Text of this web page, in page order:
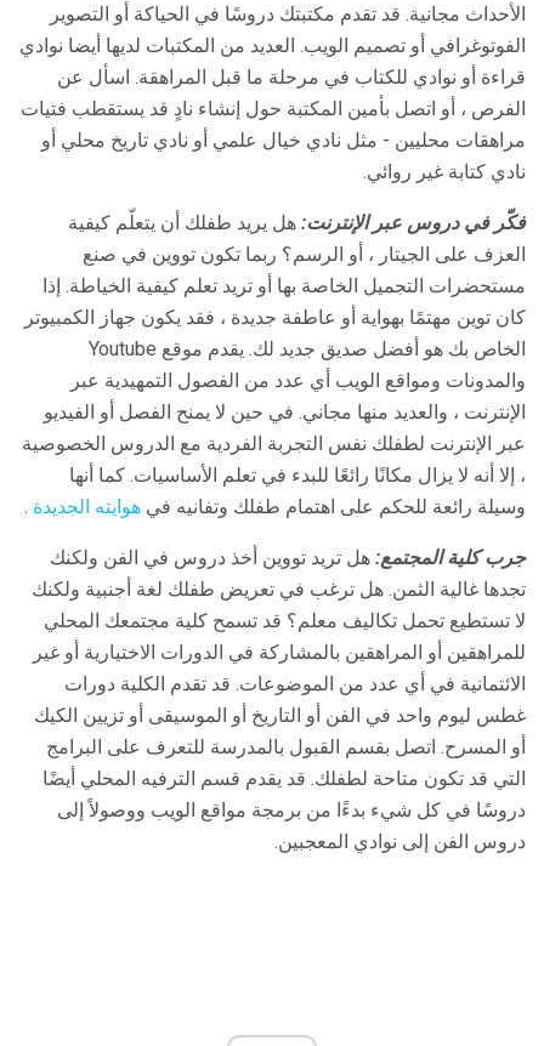
الأحداث مجانية. قد تقدم مكتبتك دروسًا في الحياكة أو التصوير
الفوتوغرافي أو تصميم الويب. العديد من المكتبات لديها أيضا نوادي
قراءة أو نوادي للكتاب في مرحلة ما قبل المراهقة. اسأل عن
الفرص ، أو اتصل بأمين المكتبة حول إنشاء نادٍ قد يستقطب فتيات
مراهقات محليين - مثل نادي خيال علمي أو نادي تاريخ محلي أو
نادي كتابة غير روائي.
فكّر في دروس عبر الإنترنت: هل يريد طفلك أن يتعلّم كيفية
العزف على الجيتار ، أو الرسم؟ ربما تكون تووين في صنع
مستحضرات التجميل الخاصة بها أو تريد تعلم كيفية الخياطة. إذا
كان توين مهتمًا بهواية أو عاطفة جديدة ، فقد يكون جهاز الكمبيوتر
الخاص بك هو أفضل صديق جديد لك. يقدم موقع Youtube
والمدونات ومواقع الويب أي عدد من الفصول التمهيدية عبر
الإنترنت ، والعديد منها مجاني. في حين لا يمنح الفصل أو الفيديو
عبر الإنترنت لطفلك نفس التجربة الفردية مع الدروس الخصوصية
، إلا أنه لا يزال مكانًا رائعًا للبدء في تعلم الأساسيات. كما أنها
وسيلة رائعة للحكم على اهتمام طفلك وتفانيه في هوايته الجديدة .
جرب كلية المجتمع: هل تريد تووين أخذ دروس في الفن ولكنك
تجدها غالية الثمن. هل ترغب في تعريض طفلك لغة أجنبية ولكنك
لا تستطيع تحمل تكاليف معلم؟ قد تسمح كلية مجتمعك المحلي
للمراهقين أو المراهقين بالمشاركة في الدورات الاختيارية أو غير
الائتمانية في أي عدد من الموضوعات. قد تقدم الكلية دورات
غطس ليوم واحد في الفن أو التاريخ أو الموسيقى أو تزيين الكيك
أو المسرح. اتصل بقسم القبول بالمدرسة للتعرف على البرامج
التي قد تكون متاحة لطفلك. قد يقدم قسم الترفيه المحلي أيضًا
دروسًا في كل شيء بدءًا من برمجة مواقع الويب ووصولاً إلى
دروس الفن إلى نوادي المعجبين.